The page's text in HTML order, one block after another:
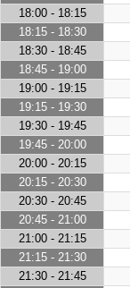
18:00 - 18:15
18:15 - 18:30
18:30 - 18:45
18:45 - 19:00
19:00 - 19:15
19:15 - 19:30
19:30 - 19:45
19:45 - 20:00
20:00 - 20:15
20:15 - 20:30
20:30 - 20:45
20:45 - 21:00
21:00 - 21:15
21:15 - 21:30
21:30 - 21:45